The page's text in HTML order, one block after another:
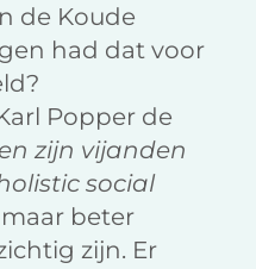
de Koude
had dat voor
Popper de
zijn vijanden
social
beter
zijn. Er